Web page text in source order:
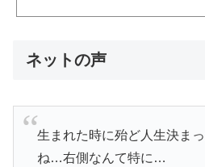
ネットの声
生まれた時に殆ど人生決ま
ね…右側なんて特に…